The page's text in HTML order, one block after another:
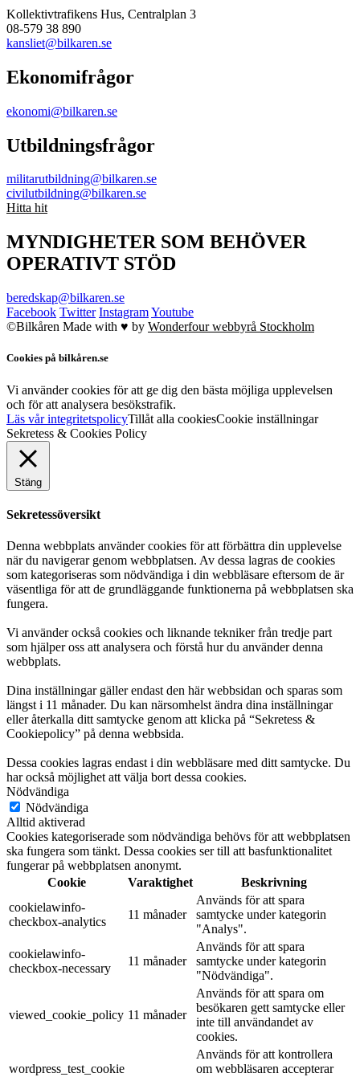
Kollektivtrafikens Hus, Centralplan 3
08-579 38 890
kansliet@bilkaren.se
Ekonomifrågor
ekonomi@bilkaren.se
Utbildningsfrågor
militarutbildning@bilkaren.se
civilutbildning@bilkaren.se
Hitta hit
MYNDIGHETER SOM BEHÖVER
OPERATIVT STÖD
beredskap@bilkaren.se
Facebook Twitter InstagramYoutube
©Bilkåren Made with ♥ by Wonderfour webbyrå Stockholm
Cookies på bilkåren.se
Vi använder cookies för att ge dig den bästa möjliga upplevelsen
och för att analysera besökstrafik.
Läs vår integritetspolicyTillåt alla cookiesCookie inställningar
Sekretess & Cookies Policy
Stäng
Sekretessöversikt
Denna webbplats använder cookies för att förbättra din upplevelse
när du navigerar genom webbplatsen. Av dessa lagras de cookies
som kategoriseras som nödvändiga i din webbläsare eftersom de är
väsentliga för att de grundläggande funktionerna på webbplatsen ska
fungera.
Vi använder också cookies och liknande tekniker från tredje part
som hjälper oss att analysera och förstå hur du använder denna
webbplats.
Dina inställningar gäller endast den här webbsidan och sparas som
längst i 11 månader. Du kan närsomhelst ändra dina inställningar
eller återkalla ditt samtycke genom att klicka på “Sekretess &
Cookiepolicy” på denna webbsida.
Dessa cookies lagras endast i din webbläsare med ditt samtycke. Du
har också möjlighet att välja bort dessa cookies.
Nödvändiga
Nödvändiga
Alltid aktiverad
Cookies kategoriserade som nödvändiga behövs för att webbplatsen
ska fungera som tänkt. Dessa cookies ser till att basfunktionalitet
fungerar på webbplatsen anonymt.
Cookie
Varaktighet
Beskrivning
cookielawinfo-
checkbox-analytics
11 månader
Används för att spara
samtycke under kategorin
"Analys".
cookielawinfo-
checkbox-necessary
11 månader
Används för att spara
samtycke under kategorin
"Nödvändiga".
viewed_cookie_policy 11 månader
Används för att spara om
besökaren gett samtycke eller
inte till användandet av
cookies.
wordpress_test_cookie
Används för att kontrollera
om webbläsaren accepterar